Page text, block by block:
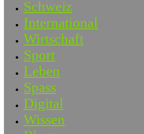
Schweiz
International
Wirtschaft
Sport
Leben
Spass
Digital
Wissen